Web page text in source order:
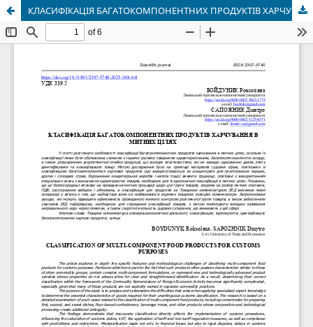
КЛАСИФІКАЦІЯ БАГАТОКОМПОНЕНТНИХ ПРОДУКТІВ ХАРЧУВАННЯ В МИТНИХ ЦІЛЯХ